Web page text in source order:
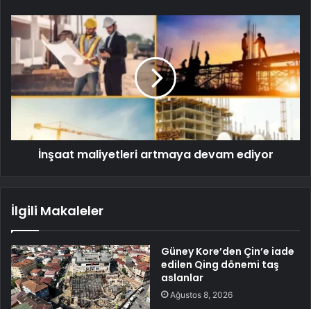
İnşaat maliyetleri artmaya devam ediyor
İlgili Makaleler
Güney Kore’den Çin’e iade
edilen Qing dönemi taş
aslanlar
Ağustos 8, 2026